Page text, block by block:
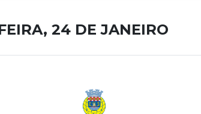
24 DE JANEIRO